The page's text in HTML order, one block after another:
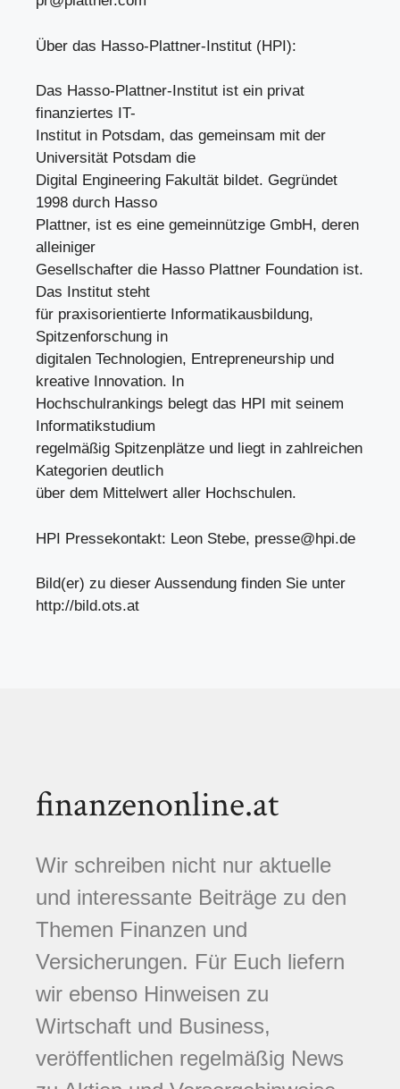
Über das Hasso-Plattner-Institut (HPI):
Das Hasso-Plattner-Institut ist ein privat
finanziertes IT-
Institut in Potsdam, das gemeinsam mit der
Universität Potsdam die
Digital Engineering Fakultät bildet. Gegründet
1998 durch Hasso
Plattner, ist es eine gemeinnützige GmbH, deren
alleiniger
Gesellschafter die Hasso Plattner Foundation ist.
Das Institut steht
für praxisorientierte Informatikausbildung,
Spitzenforschung in
digitalen Technologien, Entrepreneurship und
kreative Innovation. In
Hochschulrankings belegt das HPI mit seinem
Informatikstudium
regelmäßig Spitzenplätze und liegt in zahlreichen
Kategorien deutlich
über dem Mittelwert aller Hochschulen.
HPI Pressekontakt: Leon Stebe, presse@hpi.de
Bild(er) zu dieser Aussendung finden Sie unter
http://bild.ots.at
finanzenonline.at
Wir schreiben nicht nur aktuelle
und interessante Beiträge zu den
Themen Finanzen und
Versicherungen. Für Euch liefern
wir ebenso Hinweisen zu
Wirtschaft und Business,
veröffentlichen regelmäßig News